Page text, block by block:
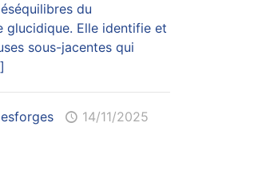
du
glucidique. Elle identifie et
sous-jacentes qui
14/11/2025